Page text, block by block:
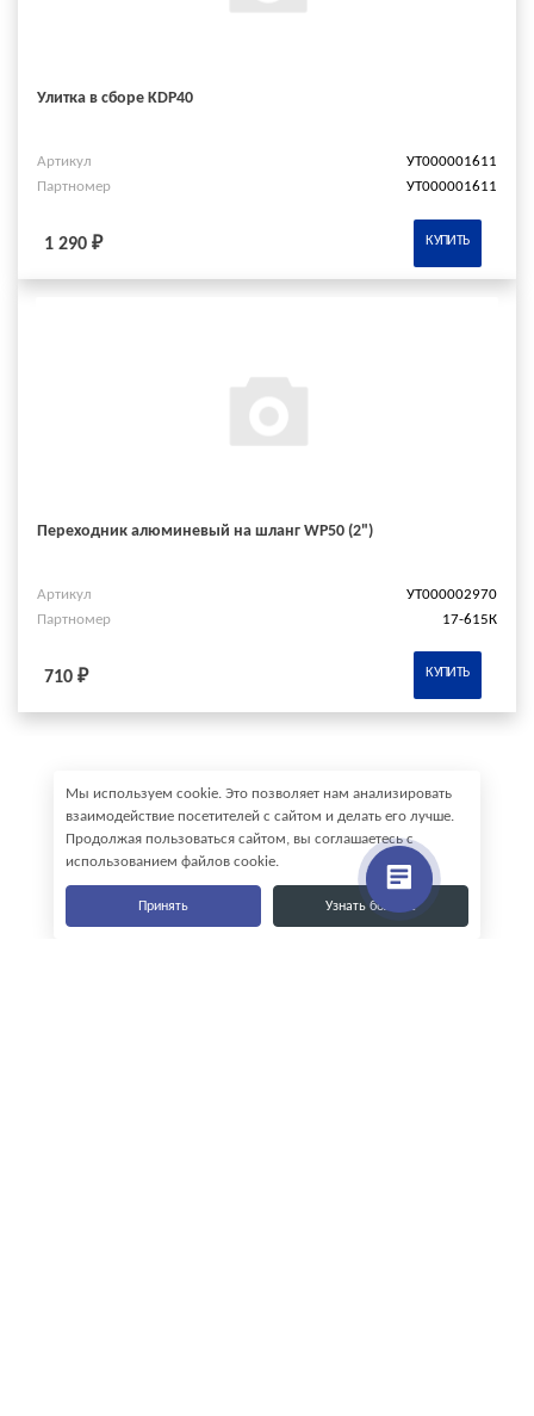
Улитка в сборе KDP40
Артикул
УТ000001611
Партномер
УТ000001611
1 290 ₽ КУПИТЬ
Переходник алюминевый на шланг WP50 (2")
Артикул
УТ000002970
Партномер
17-615К
710 ₽ КУПИТЬ
Мы используем cookie. Это позволяет нам анализировать
взаимодействие посетителей с сайтом и делать его лучше.
Продолжая пользоваться сайтом, вы соглашаетесь с
использованием файлов cookie.
Принять Узнать больше